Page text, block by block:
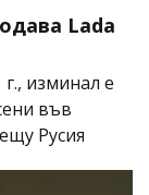
Lada
изминал е
във
Русия